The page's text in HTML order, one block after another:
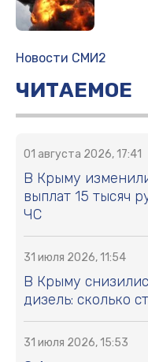
Новости СМИ2
ЧИТАЕМОЕ
01 августа 2026, 17:41
В Крыму
выплат 15 тысяч
ЧС
31 июля 2026, 11:54
В Крыму
дизель: сколько
31 июля 2026, 15:53